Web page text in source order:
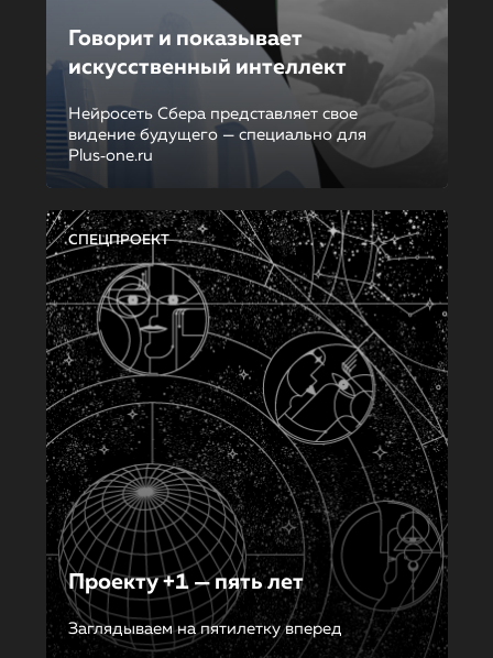
Говорит и показывает
искусственный интеллект
Нейросеть Сбера представляет свое
видение будущего — специально для
Plus‑one.ru
СПЕЦПРОЕКТ
Проекту +1 — пять лет
Заглядываем на пятилетку вперед